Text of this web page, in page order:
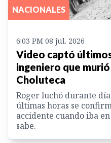
NACIONALES
6:03 PM 08 jul. 2026
Video captó
ingeniero que
Choluteca
Roger luchó durante
últimas horas se
accidente cuando iba
sabe.